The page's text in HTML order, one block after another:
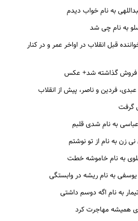
به نام خواب دیدم
به نام چی شد
قبل انقلاب در اواخر عمر و در کنار
فروش گذاشته شد+ عکس
فردین و ناصر، پیش از انقلاب
گرفت
به نام شدی قلبم
زن به نام از تو نوشتم
به نام خاموشه خطت
به نام ریشه در وابستگی
به نام اگه دوسم داشتی
همیشه مهاجرت کرد